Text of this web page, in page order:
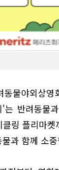
물야외상
반려동물
링 플리마
과 함께 소